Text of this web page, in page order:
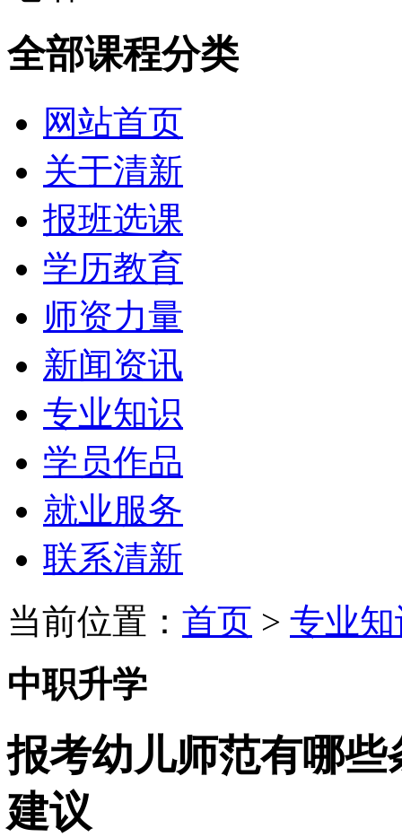
全部课程分类
网站首页
关于清新
报班选课
学历教育
师资力量
新闻资讯
专业知识
学员作品
就业服务
联系清新
当前位置： 首页 > 专业
中职升学
报考幼儿师范有哪
建议